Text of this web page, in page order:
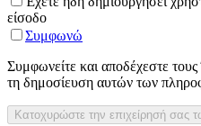
είσοδο
Συμφωνώ
Συμφωνείτε και αποδέχεστε
τη δημοσίευση αυτών των